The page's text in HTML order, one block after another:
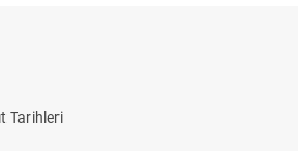
Tarihleri